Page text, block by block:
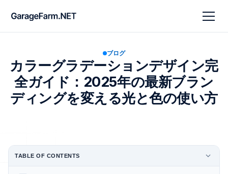
ブログ
カラーグラデーションデザイン完
全ガイド：2025年の最新ブラン
ディングを変える光と色の使い方
TABLE OF CONTENTS